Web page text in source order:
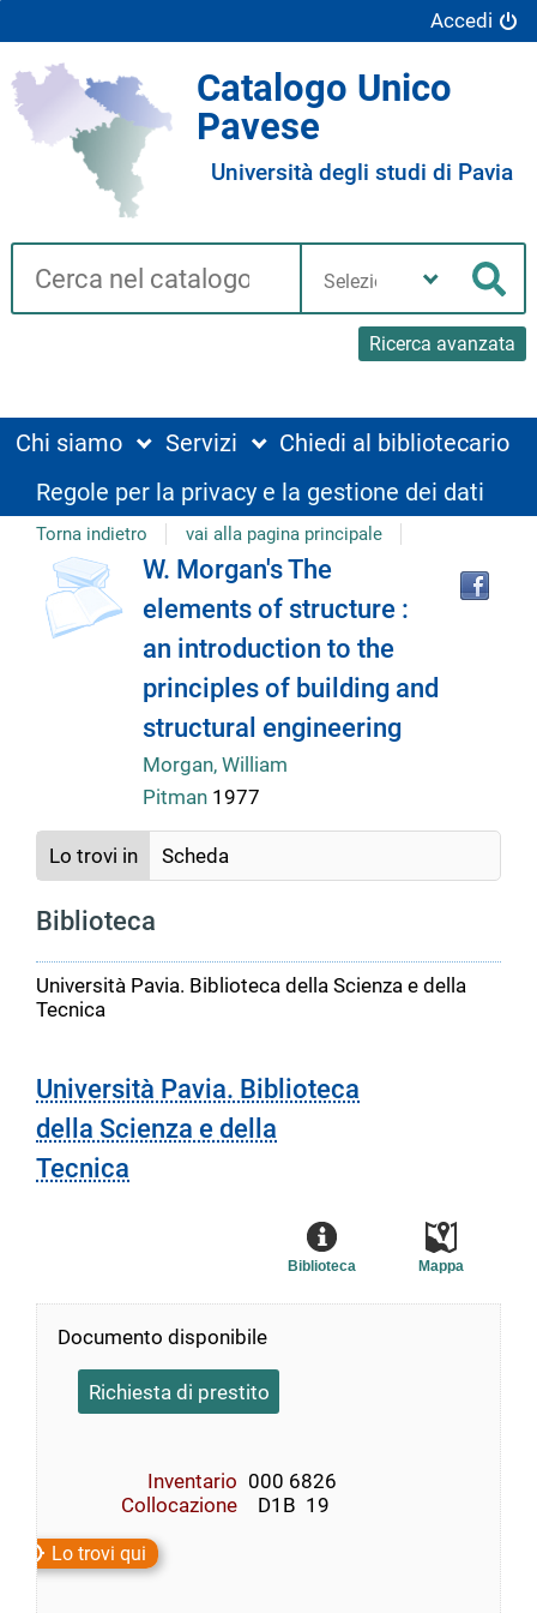
Accedi
Catalogo Unico
Pavese
Università degli studi di Pavia
Cerca su "Catalogo"
Ricerca avanzata
biblioteca
Chi siamo Servizi
Chiedi al bibliotecario
Regole per la privacy e la gestione dei dati
Torna indietro vai alla pagina principale
Dettaglio
del
documento
W. Morgan's The
elements of structure :
an introduction to the
principles of building and
structural engineering
Morgan, William
Pitman 1977
Lo trovi in Scheda
Biblioteca
Università Pavia. Biblioteca della Scienza e della
Tecnica
Università Pavia. Biblioteca
della Scienza e della
Tecnica
Mappa
Biblioteca
Documento disponibile
Richiesta di prestito
Inventario 000 6826
Collocazione
  D1B  19
Lo trovi qui